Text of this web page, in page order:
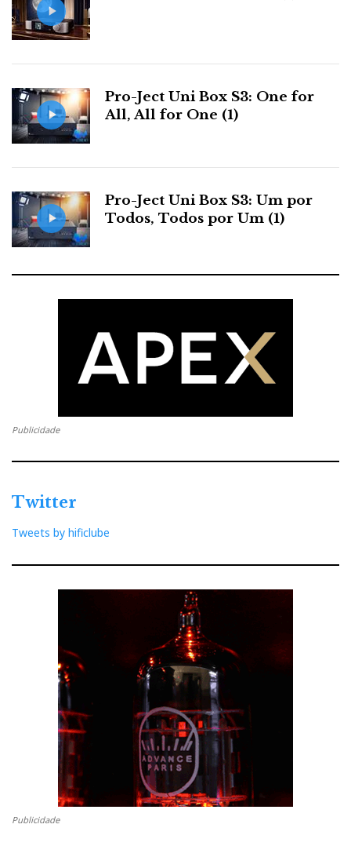
Pro-Ject Uni Box S3: One for
All, All for One (1)
Pro-Ject Uni Box S3: Um por
Todos, Todos por Um (1)
Publicidade
Twitter
Tweets by hificlube
Publicidade